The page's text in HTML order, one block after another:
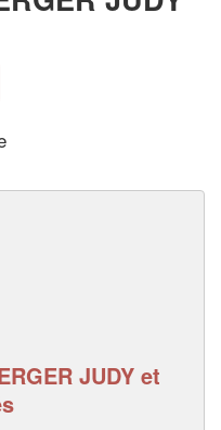
JUDY et